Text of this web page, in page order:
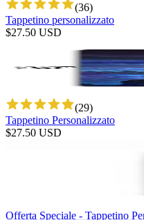
(36)
Tappetino personalizzato
$27.50 USD
(29)
Tappetino Personalizzato
$27.50 USD
Offerta Speciale - Tappetino